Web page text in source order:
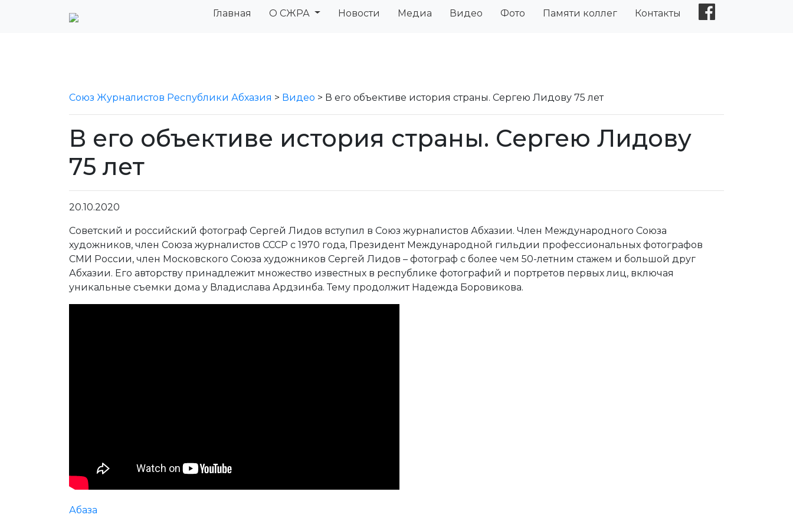
Главная О СЖРА Новости Медиа Видео Фото Памяти коллег Контакты
Союз Журналистов Республики Абхазия > Видео > В его объективе история страны. Сергею Лидову 75 лет
В его объективе история страны. Сергею Лидову
75 лет
20.10.2020
Советский и российский фотограф Сергей Лидов вступил в Союз журналистов Абхазии. Член Международного Союза
художников, член​ Союза журналистов СССР​ с 1970 года, Президент Международной гильдии профессиональных фотографов
СМИ России, член​ Московского Союза художников Сергей Лидов – фотограф с более чем 50-летним стажем и большой друг
Абхазии. Его авторству принадлежит множество известных в республике фотографий и портретов первых лиц, включая
уникальные съемки дома у Владислава Ардзинба. Тему продолжит Надежда Боровикова.
Абаза